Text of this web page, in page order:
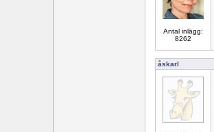
Antal inlägg:
8262
åskarl